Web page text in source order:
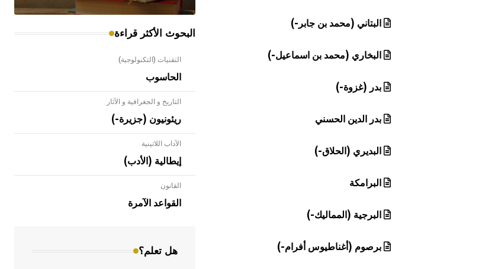
البتاني (محمد بن جابر-)
البخاري (محمد بن اسماعيل-)
بدر (غزوة-)
بدر الدين الحسني
البديري (الحلاق-)
البرامكة
البرجية (المماليك-)
برصوم (أغناطيوس أفرام-)
البحوث الأكثر قراءة
التقنيات (التكنولوجية)
الحاسوب
التاريخ و الجغرافية و الآثار
ريئونيون (جزيرة-)
الآداب اللاتينية
إيطالية (الأدب)
القانون
القواعد الآمرة
هل تعلم؟
- هل تعلم أن الأبلق نوع من الفنون
الهندسية التي ارتبطت بالعمارة الإسلامية
في بلاد الشام ومصر خاصة، حيث يحرص